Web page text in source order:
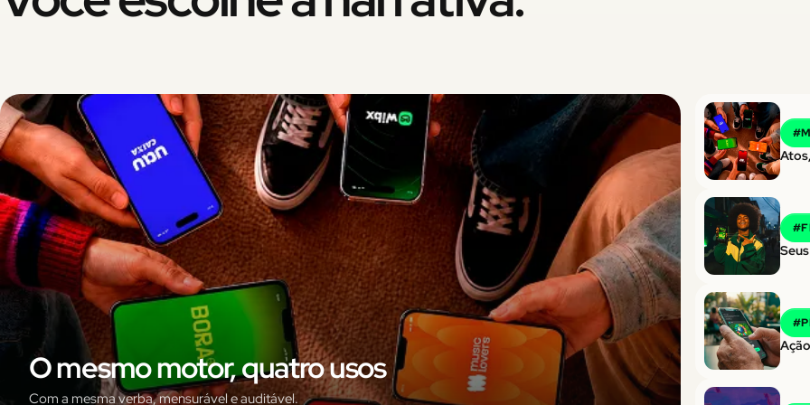
O mesmo motor, quatro usos
Com a mesma verba, mensurável e auditável.
#
#
#